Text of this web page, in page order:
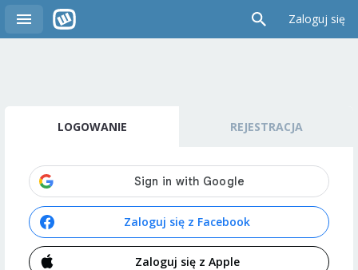
Zaloguj się
LOGOWANIE REJESTRACJA
Zaloguj się z Facebook
Zaloguj się z Apple